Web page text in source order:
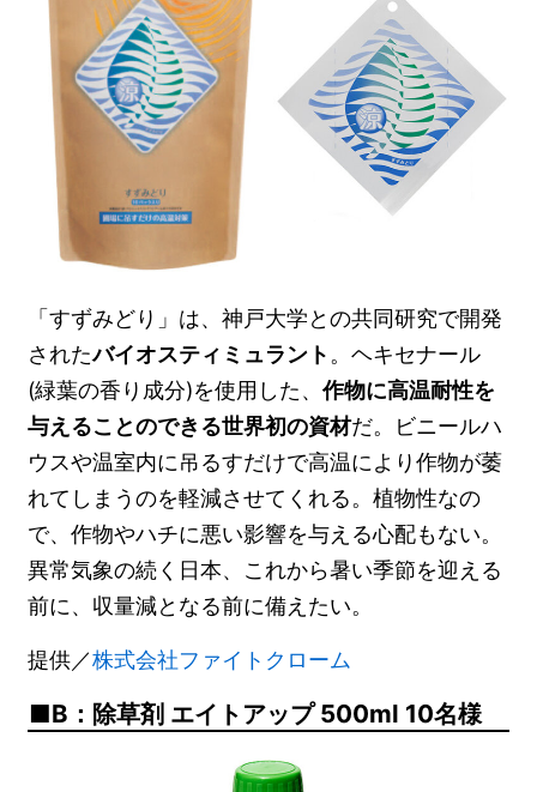
「すずみどり」は、神戸大学との共同研究で開発
されたバイオスティミュラント。ヘキセナール
(緑葉の香り成分)を使用した、作物に高温耐性を
与えることのできる世界初の資材だ。ビニールハ
ウスや温室内に吊るすだけで高温により作物が萎
れてしまうのを軽減させてくれる。植物性なの
で、作物やハチに悪い影響を与える心配もない。
異常気象の続く日本、これから暑い季節を迎える
前に、収量減となる前に備えたい。
提供／株式会社ファイトクローム
B：除草剤 エイトアップ 500ml 10名様